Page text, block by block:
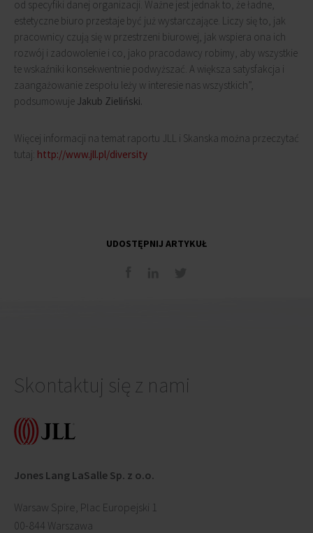
od specyfiki danej organizacji. Ważne jest jednak to, że ładne,
estetyczne biuro przestaje być już wystarczające. Liczy się to, jak
pracownicy czują się w przestrzeni biurowej, jak wspiera ona ich
rozwój i zadowolenie i co, jako pracodawcy robimy, aby wszystkie
te wskaźniki konsekwentnie podwyższać. A większa satysfakcja i
zaangażowanie zespołu leży w interesie nas wszystkich”,
podsumowuje Jakub Zieliński.
Więcej informacji na temat raportu JLL i Skanska można przeczytać
tutaj: http://www.jll.pl/diversity
UDOSTĘPNIJ ARTYKUŁ
Skontaktuj się z nami
Jones Lang LaSalle Sp. z o.o.
Warsaw Spire, Plac Europejski 1
00-844 Warszawa